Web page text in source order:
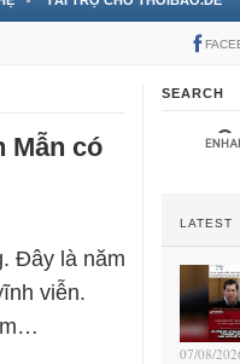
Mẫn có
Đây là năm
viễn.
SEARCH
LATEST
07/08/